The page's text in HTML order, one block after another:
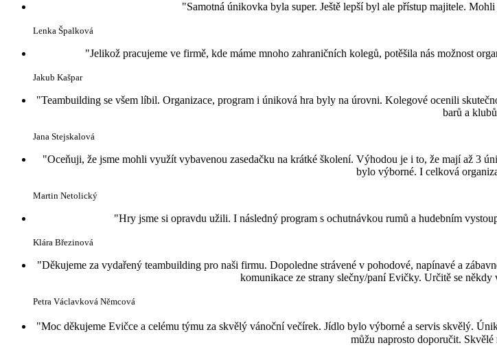
"Samotná únikovka byla super. Ještě lepší byl ale přístup majitele.
Lenka Špalková
"Jelikož pracujeme ve firmě, kde máme mnoho zahraničních kolegů, potěšila nás možnost
Jakub Kašpar
"Teambuilding se všem líbil. Organizace, program i úniková hra byly na úrovni. Kolegové ocenili
barů a
Jana Stejskalová
"Oceňuji, že jsme mohli využít vybavenou zasedačku na krátké školení. Výhodou je i to, že mají až 3
bylo výborné. I celková
Martin Netolický
"Hry jsme si opravdu užili. I následný program s ochutnávkou rumů a hudebním
Klára Březinová
"Děkujeme za vydařený teambuilding pro naši firmu. Dopoledne strávené v pohodové, napínavé a
komunikace ze strany slečny/paní Evičky. Určitě se
Petra Václavková Němcová
"Moc děkujeme Evičce a celému týmu za skvělý vánoční večírek. Jídlo bylo výborné a servis skvělý.
můžu naprosto doporučit.